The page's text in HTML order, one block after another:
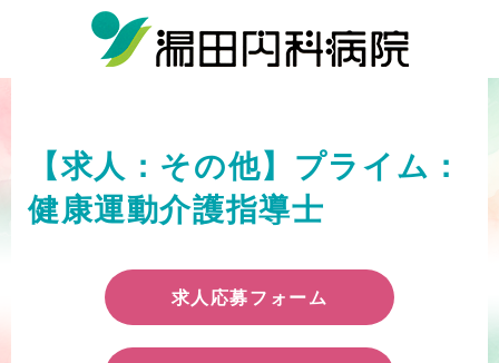
【求人：その他】プライム：
健康運動介護指導士
求人応募フォーム